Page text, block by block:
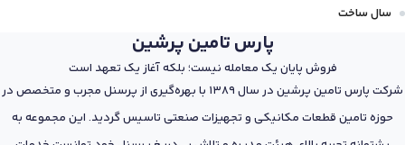
سال ساخت
پارس تامین پرشین
فروش پایان یک معامله نیست؛ بلکه آغاز یک تعهد است
شرکت پارس تامین پرشین در سال 1389 با بهره‌گیری از پرسنل مجرب و متخصص در
حوزه تامین قطعات مکانیکی و تجهیزات صنعتی تاسیس گردید. این مجموعه به